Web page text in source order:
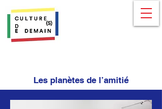
Les planètes de l’amitié